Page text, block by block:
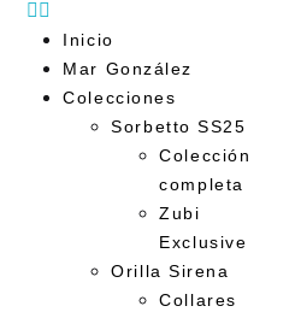
Inicio
Mar González
Colecciones
Sorbetto SS25
Colección
completa
Zubi
Exclusive
Orilla Sirena
Collares